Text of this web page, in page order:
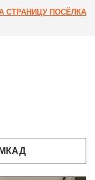
СТРАНИЦУ ПОСЁЛКА